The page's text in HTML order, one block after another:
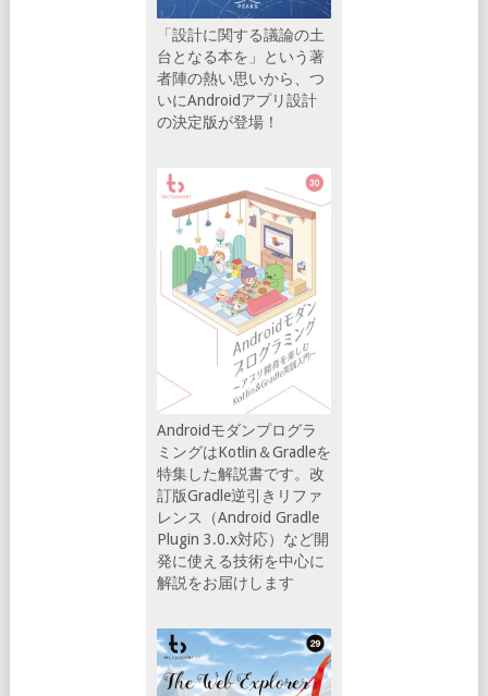
「設計に関する議論の土
台となる本を」という著
者陣の熱い思いから、つ
いにAndroidアプリ設計
の決定版が登場！
Androidモダンプログラ
ミングはKotlin＆Gradleを
特集した解説書です。改
訂版Gradle逆引きリファ
レンス（Android Gradle
Plugin 3.0.x対応）など開
発に使える技術を中心に
解説をお届けします